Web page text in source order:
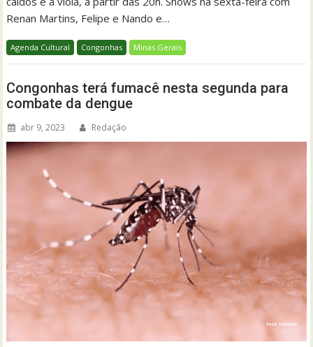
Renan Martins, Felipe e Nando e…
Agenda Cultural Congonhas Minas Gerais
Congonhas terá fumacê nesta segunda para
combate da dengue
abr 9, 2023 Redação